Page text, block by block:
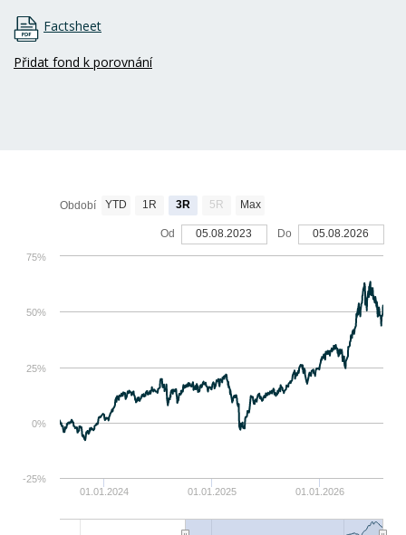
Factsheet
Přidat fond k porovnání
01.01.2024 01.01.2025 01.01.2026
0%
50%
-25%
25%
75%
Období YTD 1R 3R 5R Max
Od 05.08.2023 Do 05.08.2026